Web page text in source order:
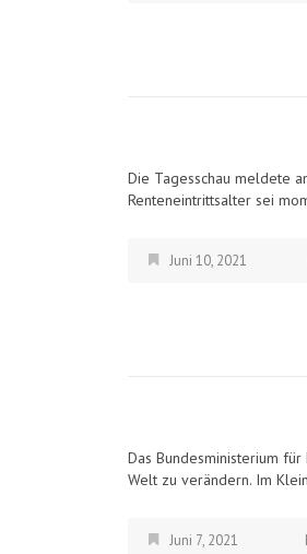
Die Tagesschau meldete
Renteneintrittsalter sei
Juni 10, 2021
Das Bundesministerium
Welt zu verändern. Im
Juni 7, 2021